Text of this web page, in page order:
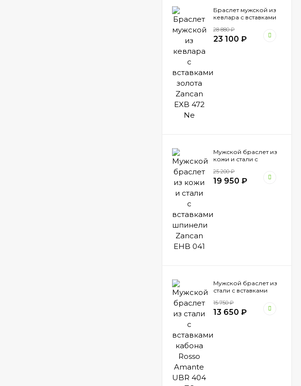
Браслет мужской из
кевлара с вставками
472 Ne
28 880₽
23 100 ₽
Мужской браслет из
кожи и стали с
Zancan EHB 041
25 200₽
19 950 ₽
Мужской браслет из
стали с вставками
UBR 404 ZG
15 750₽
13 650 ₽